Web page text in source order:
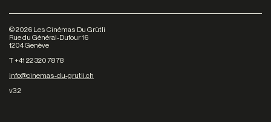
©2026 Les Cinémas Du Grütli
Rue du Général-Dufour 16
1204 Genève
T +41 22 320 78 78
info@cinemas-du-grutli.ch
v3.2